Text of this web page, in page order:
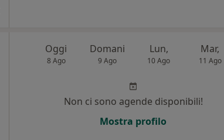
Oggi
8 Ago
Domani
9 Ago
Lun,
10 Ago
Mar,
11 Ago
Non ci sono agende disponibili!
Mostra profilo